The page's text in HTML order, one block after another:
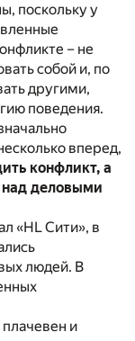
поскольку у
– не
собой и, по
другими,
поведения.
вперед,
конфликт, а
над деловыми
«HL Сити», в
людей. В
и